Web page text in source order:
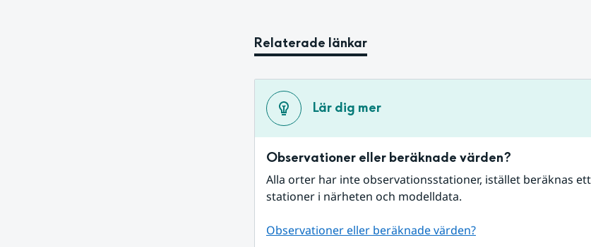
Relaterade länkar
Lär dig mer
Observationer eller beräknade värden?
Alla orter har inte observationsstationer, istället beräknas
stationer i närheten och modelldata.
Observationer eller beräknade värden?